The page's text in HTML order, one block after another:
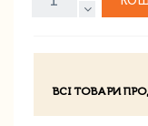
ВСІ ТОВАРИ